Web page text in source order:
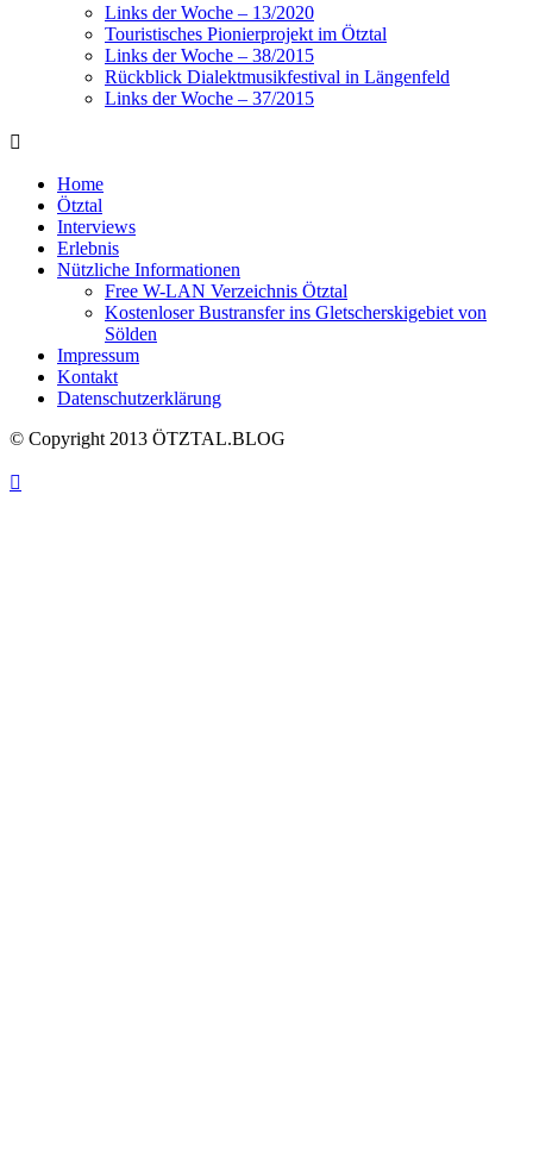
Links der Woche – 13/2020
Touristisches Pionierprojekt im Ötztal
Links der Woche – 38/2015
Rückblick Dialektmusikfestival in Längenfeld
Links der Woche – 37/2015
Home
Ötztal
Interviews
Erlebnis
Nützliche Informationen
Free W-LAN Verzeichnis Ötztal
Kostenloser Bustransfer ins Gletscherskigebiet von
Sölden
Impressum
Kontakt
Datenschutzerklärung
© Copyright 2013 ÖTZTAL.BLOG